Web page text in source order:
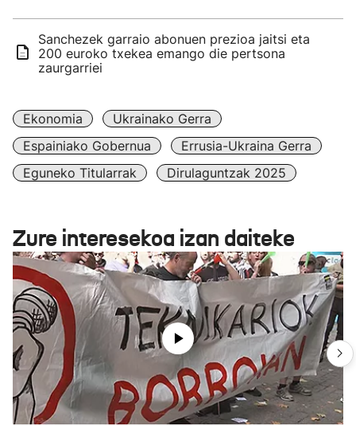
Sanchezek garraio abonuen prezioa jaitsi eta
200 euroko txekea emango die pertsona
zaurgarriei
Ekonomia
Ukrainako Gerra
Espainiako Gobernua
Errusia-Ukraina Gerra
Eguneko Titularrak
Dirulaguntzak 2025
Zure interesekoa izan daiteke